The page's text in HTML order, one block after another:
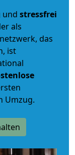
und stressfrei
als
das
ist
Umzug.